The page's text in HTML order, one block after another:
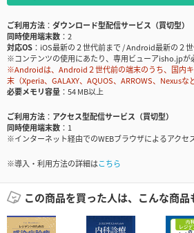
ご利用方法
ダウンロード型配信サービス（買切型）
同時使用端末数
2
対応OS
iOS最新の２世代前まで / Android最新の２
※コンテンツの使用にあたり、専用ビューアisho.jpが
※Androidは、Android２世代前の端末のうち、国内
末（Xperia、GALAXY、AQUOS、ARROWS、Nexus
必要メモリ容量
54 MB以上
ご利用方法
アクセス型配信サービス（買切型）
同時使用端末数
1
※インターネット経由でのWEBブラウザによるアクセ
※導入・利用方法の詳細はこちら
この商品を買った人は、こんな商品